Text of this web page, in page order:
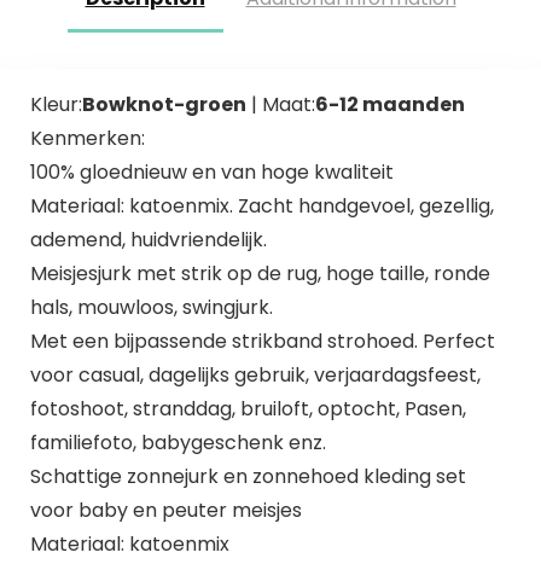
Kleur:Bowknot-groen | Maat:6-12 maanden
Kenmerken:
100% gloednieuw en van hoge kwaliteit
Materiaal: katoenmix. Zacht handgevoel, gezellig,
ademend, huidvriendelijk.
Meisjesjurk met strik op de rug, hoge taille, ronde
hals, mouwloos, swingjurk.
Met een bijpassende strikband strohoed. Perfect
voor casual, dagelijks gebruik, verjaardagsfeest,
fotoshoot, stranddag, bruiloft, optocht, Pasen,
familiefoto, babygeschenk enz.
Schattige zonnejurk en zonnehoed kleding set
voor baby en peuter meisjes
Materiaal: katoenmix